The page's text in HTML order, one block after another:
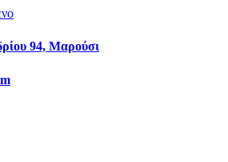
94, Μαρούσι